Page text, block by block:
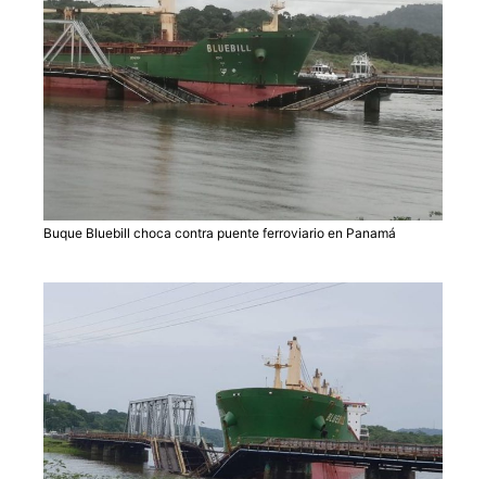
Buque Bluebill choca contra puente ferroviario en Panamá